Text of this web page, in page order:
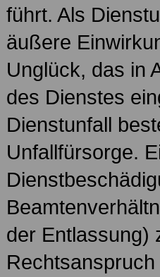
führt. Als
äußere
Unglück, das in
des Dienstes
Dienstunfall
Unfallfürsorge.
der Entlassung)